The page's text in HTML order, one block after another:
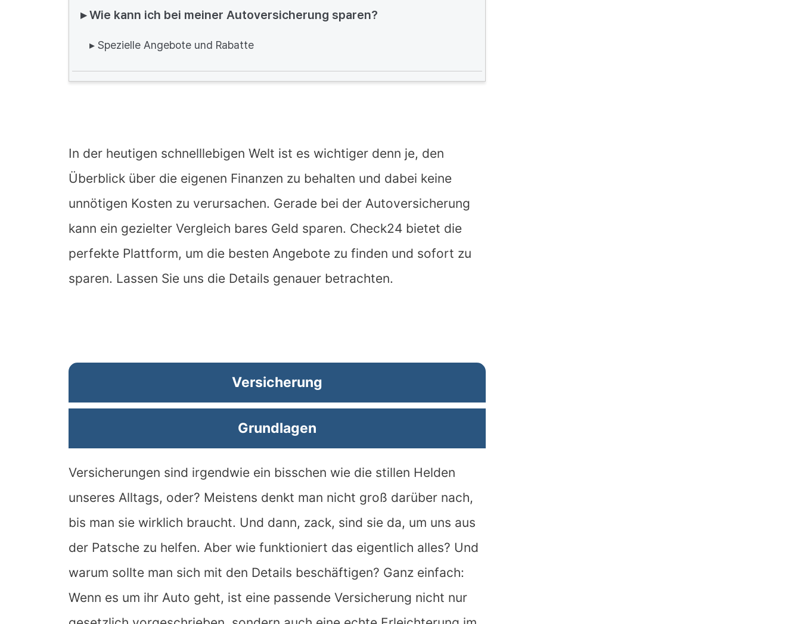
▸ Wie kann ich bei meiner Autoversicherung sparen?
▸ Spezielle Angebote und Rabatte
In der heutigen schnelllebigen Welt ist es wichtiger denn je, den
Überblick über die eigenen Finanzen zu behalten und dabei keine
unnötigen Kosten zu verursachen. Gerade bei der Autoversicherung
kann ein gezielter Vergleich bares Geld sparen. Check24 bietet die
perfekte Plattform, um die besten Angebote zu finden und sofort zu
sparen. Lassen Sie uns die Details genauer betrachten.
Versicherung
Grundlagen
Versicherungen sind irgendwie ein bisschen wie die stillen Helden
unseres Alltags, oder? Meistens denkt man nicht groß darüber nach,
bis man sie wirklich braucht. Und dann, zack, sind sie da, um uns aus
der Patsche zu helfen. Aber wie funktioniert das eigentlich alles? Und
warum sollte man sich mit den Details beschäftigen? Ganz einfach:
Wenn es um ihr Auto geht, ist eine passende Versicherung nicht nur